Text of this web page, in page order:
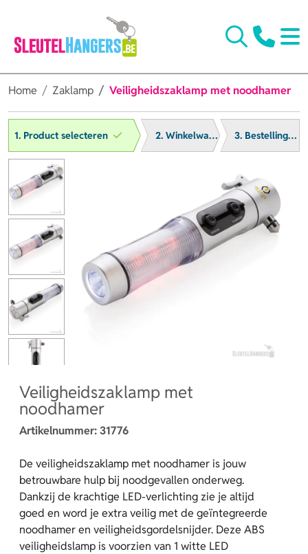
Home Zaklamp Veiligheidszaklamp met noodhamer
1. Product selecteren 2. Winkelwagen 3. Bestelling afronden
Veiligheidszaklamp met
noodhamer
Artikelnummer:31776
De veiligheidszaklamp met noodhamer is jouw
betrouwbare hulp bij noodgevallen onderweg.
Dankzij de krachtige LED-verlichting zie je altijd
goed en word je extra veilig met de geïntegreerde
noodhamer en veiligheidsgordelsnijder. Deze ABS
veiligheidslamp is voorzien van 1 witte LED